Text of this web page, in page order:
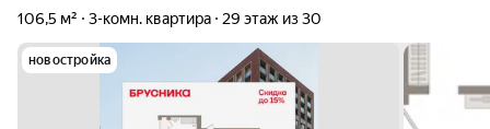
106,5 м²
3-комн. квартира 29 этаж из 30
новостройка